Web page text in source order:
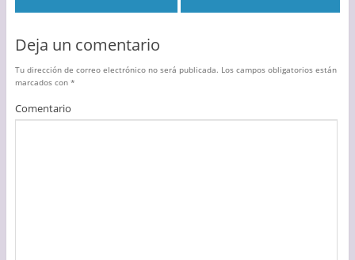
Deja un comentario
Tu dirección de correo electrónico no será publicada. Los campos obligatorios están
marcados con *
Comentario